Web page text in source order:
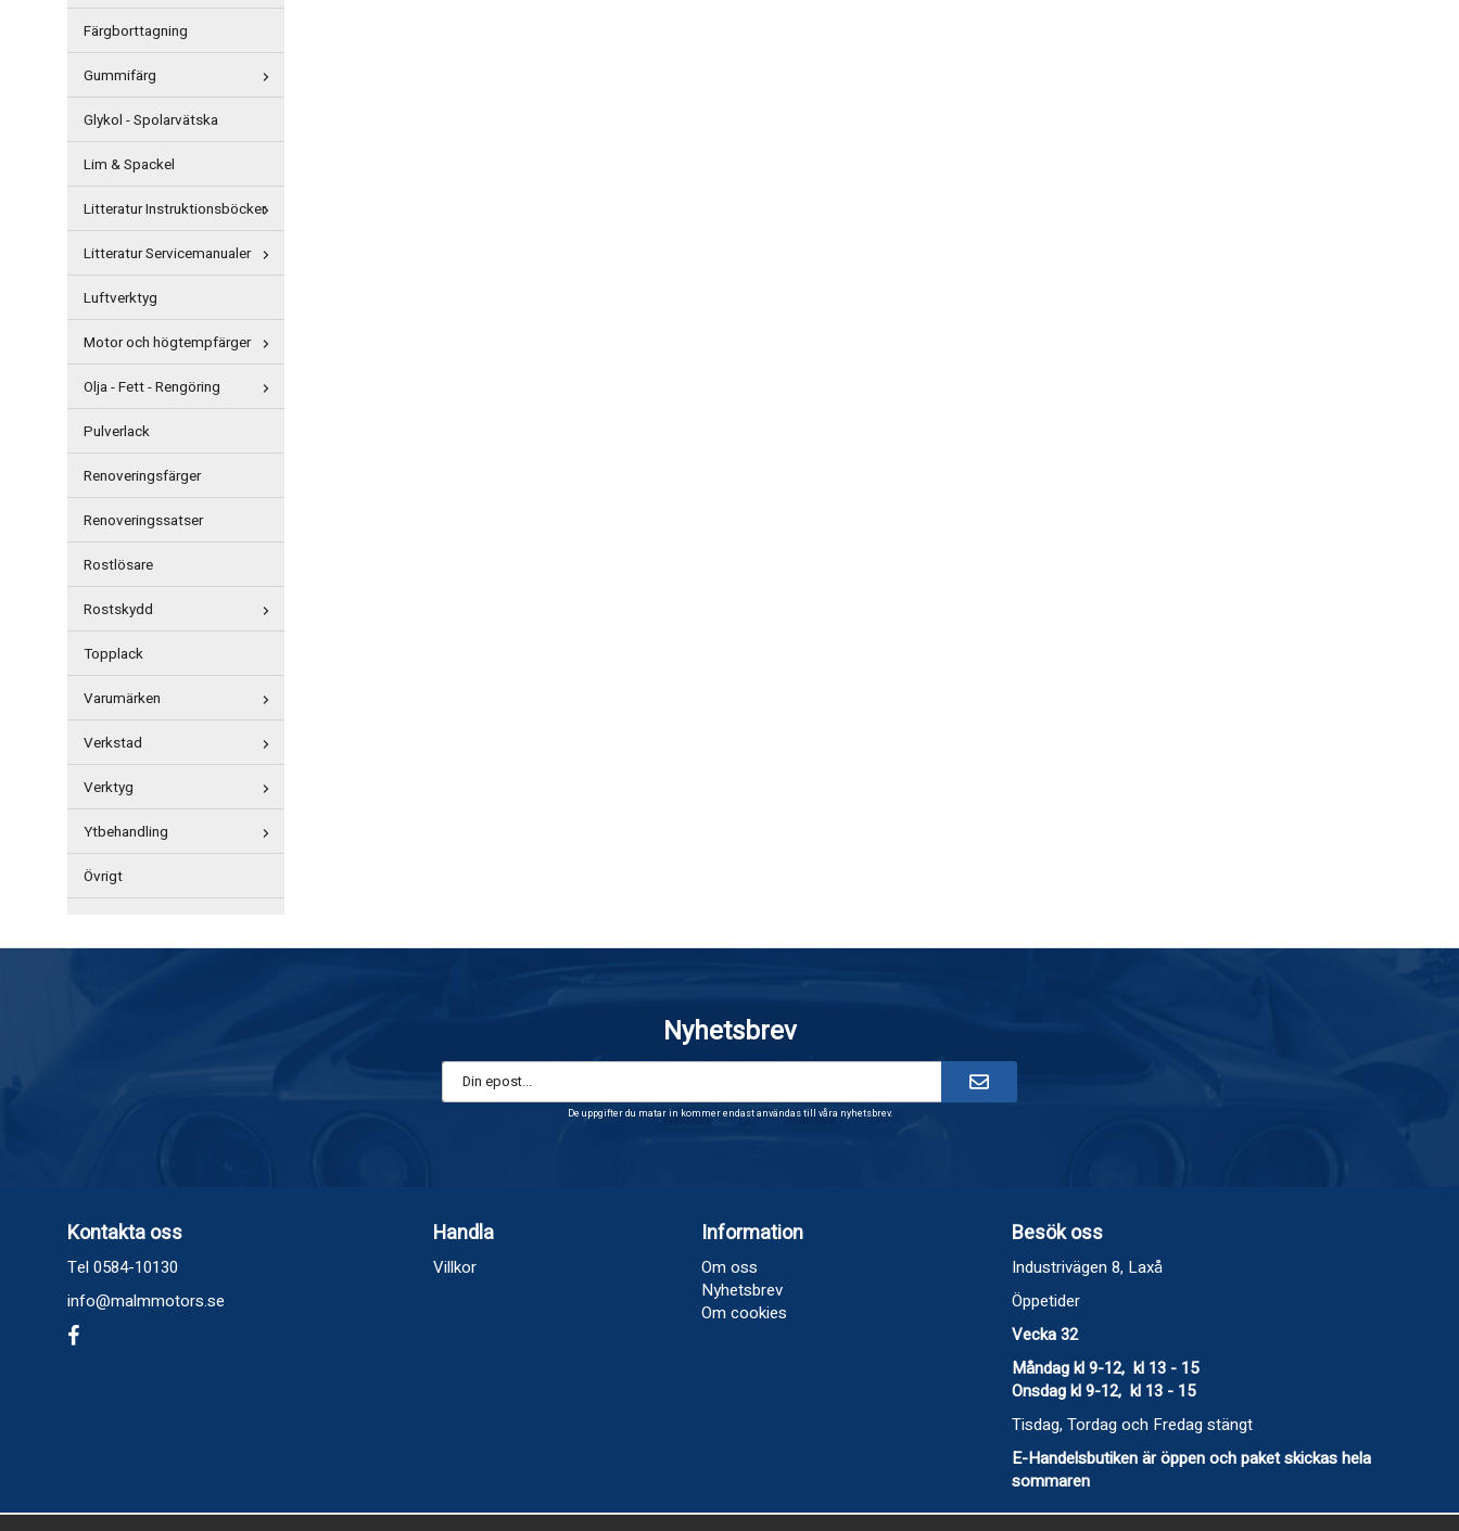
Färgborttagning
Gummifärg
Glykol - Spolarvätska
Lim & Spackel
Litteratur Instruktionsböcker
Litteratur Servicemanualer
Luftverktyg
Motor och högtempfärger
Olja - Fett - Rengöring
Pulverlack
Renoveringsfärger
Renoveringssatser
Rostlösare
Rostskydd
Topplack
Varumärken
Verkstad
Verktyg
Ytbehandling
Övrigt
Nyhetsbrev
De uppgifter du matar in kommer endast användas till våra nyhetsbrev.
Kontakta oss
Tel 0584-10130
info@malmmotors.se
Handla
Villkor
Information
Om oss
Nyhetsbrev
Om cookies
Besök oss
Industrivägen 8, Laxå
Öppetider
Vecka 32
Måndag kl 9-12, kl 13 - 15
Onsdag kl 9-12, kl 13 - 15
Tisdag, Tordag och Fredag stängt
E-Handelsbutiken är öppen och paket skickas hela
sommaren